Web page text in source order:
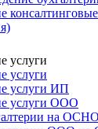
услуги
услуги
услуги ИП
услуги ООО
на ОСНО